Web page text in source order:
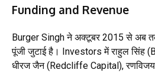
Funding and Revenue
Burger Singh ने अक्टूबर 2015 से अब
पूंजी जुटाई है। Investors में राहुल सिंह
धीरज जैन (Redcliffe Capital),